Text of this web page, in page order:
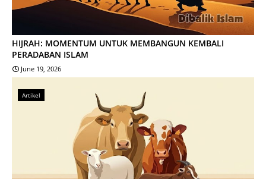
HIJRAH: MOMENTUM UNTUK MEMBANGUN KEMBALI
PERADABAN ISLAM
June 19, 2026
Artikel